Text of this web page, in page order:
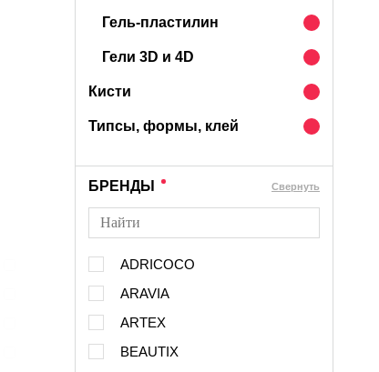
Гель-пластилин
Гели 3D и 4D
Кисти
Типсы, формы, клей
БРЕНДЫ Cвернуть
ADRICOCO
ARAVIA
ARTEX
BEAUTIX